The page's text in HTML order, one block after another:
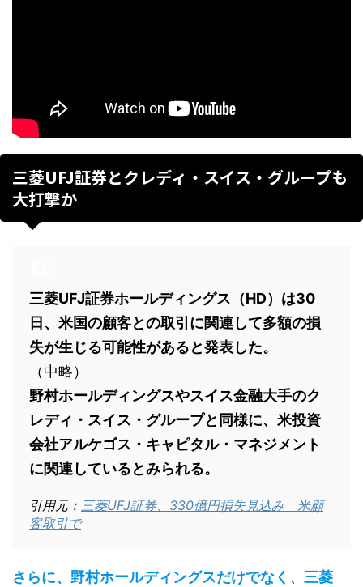
三菱UFJ証券とクレディ・スイス・グループも
大打撃か
三菱UFJ証券ホールディングス（HD）は30
日、米国の顧客との取引に関連して多額の損
失が生じる可能性があると発表した。
（中略）
野村ホールディングスやスイス金融大手のク
レディ・スイス・グループと同様に、米投資
会社アルケゴス・キャピタル・マネジメント
に関連しているとみられる。
引用元： 三菱UFJ証券、330億円損失見込み 米顧
客取引で
さらに、野村ホールディングスだけでなく、三菱